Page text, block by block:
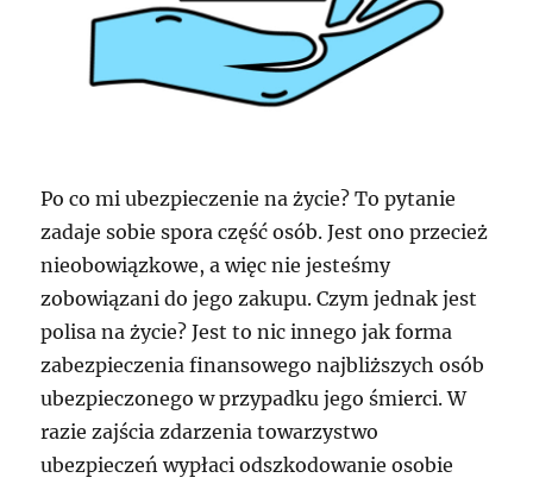
Po co mi ubezpieczenie na życie? To pytanie
zadaje sobie spora część osób. Jest ono przecież
nieobowiązkowe, a więc nie jesteśmy
zobowiązani do jego zakupu. Czym jednak jest
polisa na życie? Jest to nic innego jak forma
zabezpieczenia finansowego najbliższych osób
ubezpieczonego w przypadku jego śmierci. W
razie zajścia zdarzenia towarzystwo
ubezpieczeń wypłaci odszkodowanie osobie